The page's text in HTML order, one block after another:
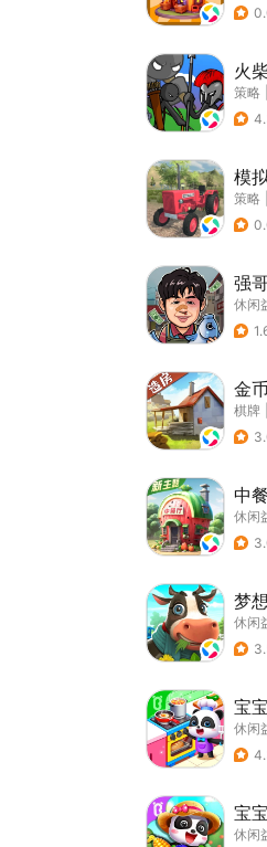
火
策略
模
策略
强
休闲
金
棋牌
中
休闲
梦
休闲
宝
休闲
宝
休闲